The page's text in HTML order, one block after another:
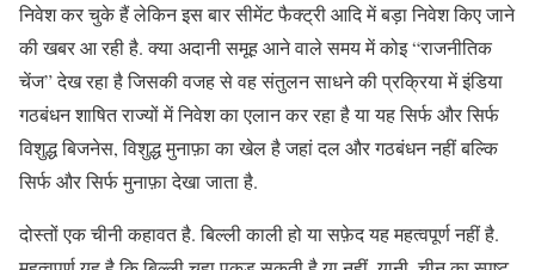
निवेश कर चुके हैं लेकिन इस बार सीमेंट फैक्ट्री आदि में बड़ा निवेश किए जाने
की खबर आ रही है. क्या अदानी समूह आने वाले समय में कोइ “राजनीतिक
चेंज” देख रहा है जिसकी वजह से वह संतुलन साधने की प्रक्रिया में इंडिया
गठबंधन शाषित राज्यों में निवेश का एलान कर रहा है या यह सिर्फ और सिर्फ
विशुद्ध बिजनेस, विशुद्ध मुनाफ़ा का खेल है जहां दल और गठबंधन नहीं बल्कि
सिर्फ और सिर्फ मुनाफ़ा देखा जाता है.
दोस्तों एक चीनी कहावत है. बिल्ली काली हो या सफ़ेद यह महत्वपूर्ण नहीं है.